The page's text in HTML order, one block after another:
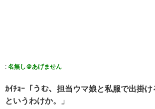
: 名無し＠あげません
ｶｲﾁｮｰ「うむ、担当ウマ娘と私服で出掛
というわけか。」